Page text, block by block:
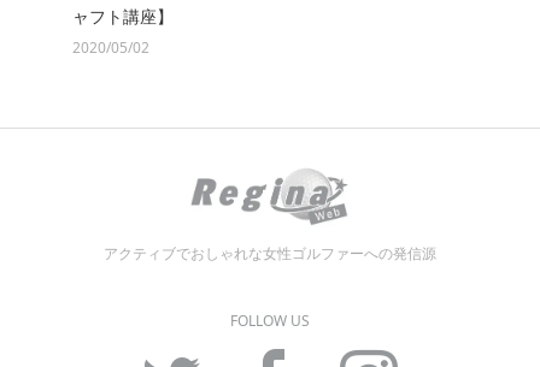
ャフト講座】
2020/05/02
アクティブでおしゃれな女性ゴルファーへの発信源
FOLLOW US